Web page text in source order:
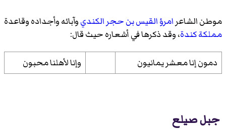
موطن الشاعر امرؤ القيس بن حجر الكنديوآبائه وأجداده وقاعدة
مملكة كندة، وقد ذكرها في أشعاره حيث قال:
دمون إنا معشر يمانيون وإنا لأهلنا محبون
جبل صيلع